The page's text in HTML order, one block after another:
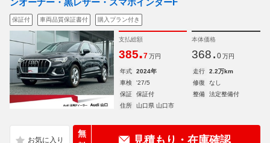
ンオーナー・黒レザー・スマホインターF
保証付 車両品質保証書付 購入プラン付き
支払総額
385.7 万円
本体価格
368. 0 万円
年式 2024年 走行
2.2万km
車検
'27/5 修復
なし
保証
保証付 整備
法定整備付
住所
山口県 山口市
無
見積もり・在庫確認